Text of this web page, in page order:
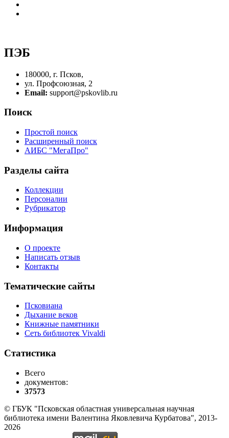
ПЭБ
180000, г. Псков,
ул. Профсоюзная, 2
Email: support@pskovlib.ru
Поиск
Простой поиск
Расширенный поиск
АИБС "МегаПро"
Разделы сайта
Коллекции
Персоналии
Рубрикатор
Информация
О проекте
Написать отзыв
Контакты
Тематические сайты
Псковиана
Дыхание веков
Книжные памятники
Сеть библиотек Vivaldi
Статистика
Всего
документов:
37573
© ГБУК "Псковская областная универсальная научная
библиотека имени Валентина Яковлевича Курбатова", 2013-
2026